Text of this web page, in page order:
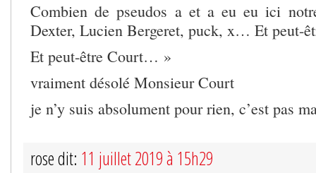
Combien de pseudos a et a eu eu ici
Dexter, Lucien Bergeret, puck, x… Et peut-
Et peut-être Court… »
vraiment désolé Monsieur Court
je n’y suis absolument pour rien, c’est pas
rose dit: 11 juillet 2019 à 15h29